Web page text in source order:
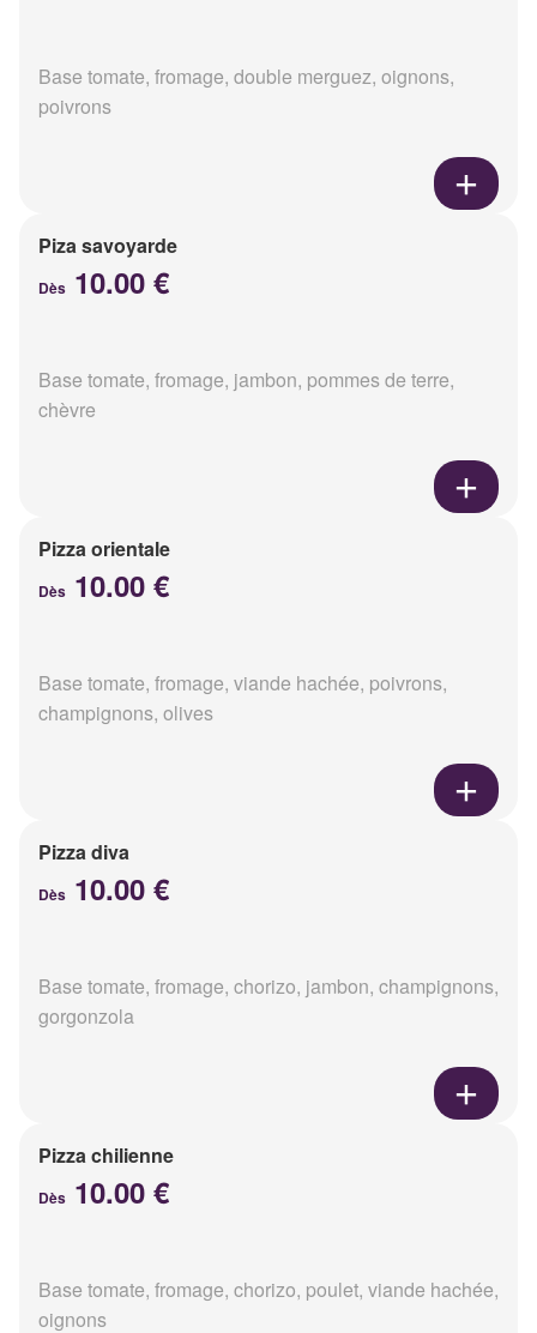
Base tomate, fromage, double merguez, oignons,
poivrons
Piza savoyarde
Dès 10.00 €
Base tomate, fromage, jambon, pommes de terre,
chèvre
Pizza orientale
Dès 10.00 €
Base tomate, fromage, viande hachée, poivrons,
champignons, olives
Pizza diva
Dès 10.00 €
Base tomate, fromage, chorizo, jambon, champignons,
gorgonzola
Pizza chilienne
Dès 10.00 €
Base tomate, fromage, chorizo, poulet, viande hachée,
oignons